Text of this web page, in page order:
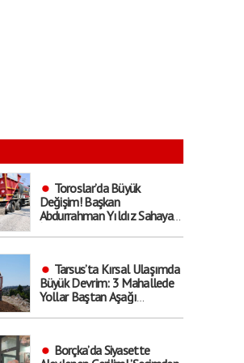
Toroslar’da Büyük
Değişim! Başkan
Abdurrahman Yıldız Sahaya
Tarsus’ta Kırsal Ulaşımda
Büyük Devrim: 3 Mahallede
Yollar Baştan Aşağı
Borçka’da Siyasette